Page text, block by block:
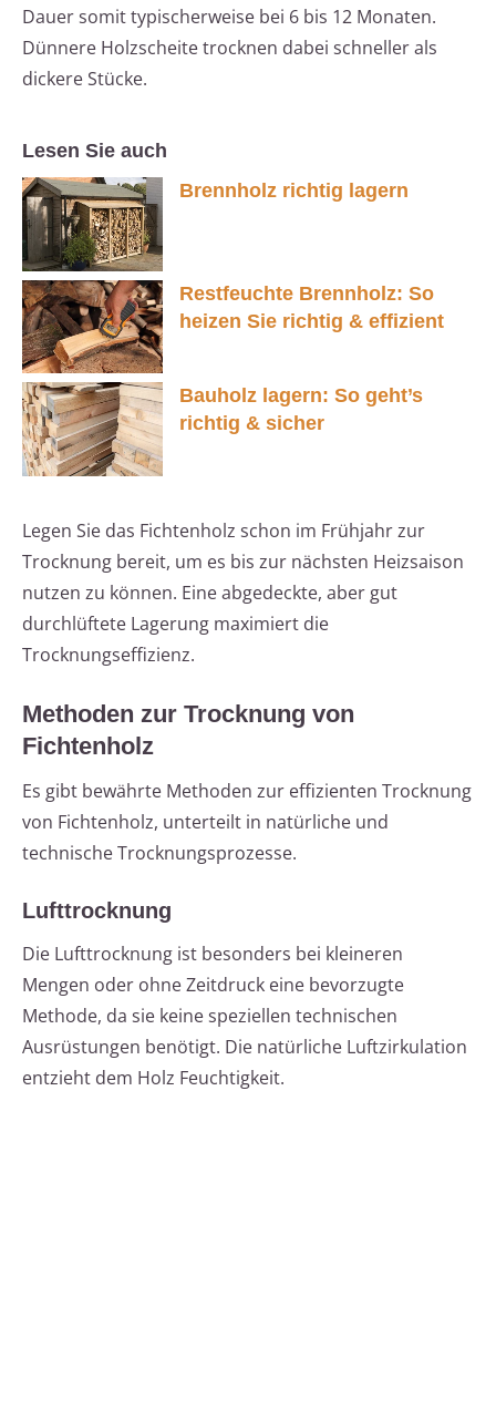
Dauer somit typischerweise bei 6 bis 12 Monaten.
Dünnere Holzscheite trocknen dabei schneller als
dickere Stücke.
Lesen Sie auch
Brennholz richtig lagern
Restfeuchte Brennholz: So
heizen Sie richtig & effizient
Bauholz lagern: So geht’s
richtig & sicher
Legen Sie das Fichtenholz schon im Frühjahr zur
Trocknung bereit, um es bis zur nächsten Heizsaison
nutzen zu können. Eine abgedeckte, aber gut
durchlüftete Lagerung maximiert die
Trocknungseffizienz.
Methoden zur Trocknung von
Fichtenholz
Es gibt bewährte Methoden zur effizienten Trocknung
von Fichtenholz, unterteilt in natürliche und
technische Trocknungsprozesse.
Lufttrocknung
Die Lufttrocknung ist besonders bei kleineren
Mengen oder ohne Zeitdruck eine bevorzugte
Methode, da sie keine speziellen technischen
Ausrüstungen benötigt. Die natürliche Luftzirkulation
entzieht dem Holz Feuchtigkeit.